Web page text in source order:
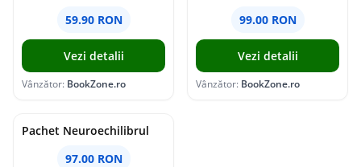
59.90 RON
Vezi detalii
Vânzător: BookZone.ro
99.00 RON
Vezi detalii
Vânzător: BookZone.ro
Pachet Neuroechilibrul
97.00 RON